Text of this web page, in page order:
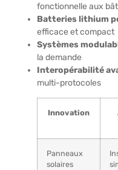
fonctionnelle aux
Batteries lithium
efficace et compact
Systèmes
la demande
Interopérabilité
multi-protocoles
Innovation
Panneaux
solaires